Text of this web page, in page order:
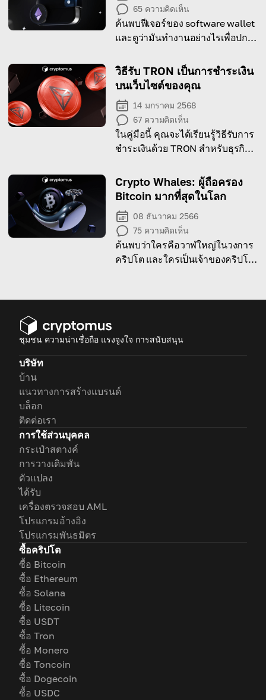
65 ความคิดเห็น
ค้นพบฟีเจอร์ของ software wallet
และดูว่ามันทำงานอย่างไรเพื่อปก
วิธีรับ TRON เป็นการชำระเงิน
บนเว็บไซต์ของคุณ
14 มกราคม 2568
67 ความคิดเห็น
ในคู่มือนี้ คุณจะได้เรียนรู้วิธีรับการ
ชำระเงินด้วย TRON สำหรับธุรกิจ
Crypto Whales: ผู้ถือครอง
Bitcoin มากที่สุดในโลก
08 ธันวาคม 2566
75 ความคิดเห็น
ค้นพบว่าใครคือวาฬใหญ่ในวงการ
คริปโต และใครเป็นเจ้าของคริปโต
ชุมชน ความน่าเชื่อถือ แรงจูงใจ การสนับสนุน
บริษัท
บ้าน
แนวทางการสร้างแบรนด์
บล็อก
ติดต่อเรา
การใช้ส่วนบุคคล
กระเป๋าสตางค์
การวางเดิมพัน
ตัวแปลง
ได้รับ
เครื่องตรวจสอบ AML
โปรแกรมอ้างอิง
โปรแกรมพันธมิตร
ซื้อคริปโต
ซื้อ Bitcoin
ซื้อ Ethereum
ซื้อ Solana
ซื้อ Litecoin
ซื้อ USDT
ซื้อ Tron
ซื้อ Monero
ซื้อ Toncoin
ซื้อ Dogecoin
ซื้อ USDC